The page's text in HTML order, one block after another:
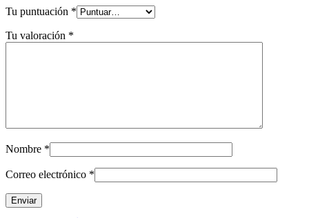
Tu puntuación *
Tu valoración *
Nombre *
Correo electrónico *